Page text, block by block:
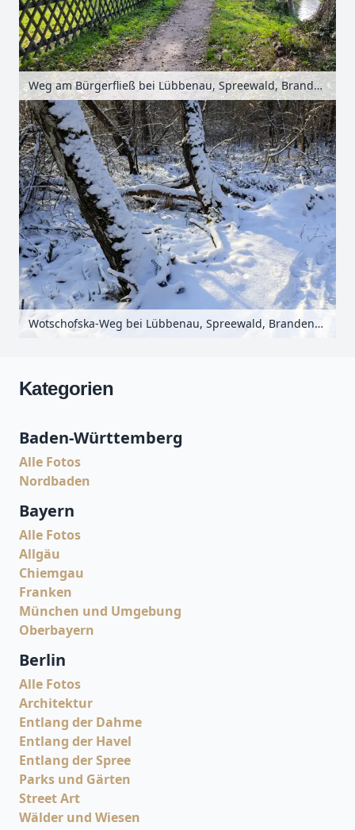
Weg am Bürgerfließ bei Lübbenau, Spreewald, Brandenburg, Deutschland
Wotschofska-Weg bei Lübbenau, Spreewald, Brandenburg, Deutschland
Kategorien
Baden-Württemberg
Alle Fotos
Nordbaden
Bayern
Alle Fotos
Allgäu
Chiemgau
Franken
München und Umgebung
Oberbayern
Berlin
Alle Fotos
Architektur
Entlang der Dahme
Entlang der Havel
Entlang der Spree
Parks und Gärten
Street Art
Wälder und Wiesen